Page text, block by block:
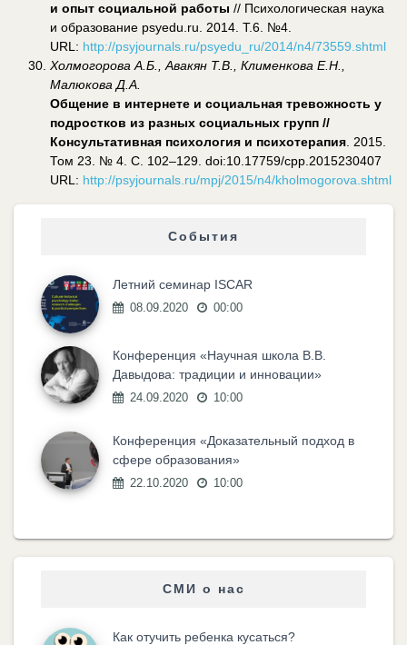
и опыт социальной работы // Психологическая наука
и образование psyedu.ru. 2014. Т.6. №4.
URL: http://psyjournals.ru/psyedu_ru/2014/n4/73559.shtml
Холмогорова А.Б., Авакян Т.В., Клименкова Е.Н.,
Малюкова Д.А.
Общение в интернете и социальная тревожность у
подростков из разных социальных групп //
Консультативная психология и психотерапия . 2015.
Том 23. № 4. С. 102–129. doi:10.17759/cpp.2015230407
URL: http://psyjournals.ru/mpj/2015/n4/kholmogorova.shtml
События
Летний семинар ISCAR
08.09.2020 00:00
Конференция «Научная школа В.В.
Давыдова: традиции и инновации»
24.09.2020 10:00
Конференция «Доказательный подход в
сфере образования»
22.10.2020 10:00
СМИ о нас
Как отучить ребенка кусаться?